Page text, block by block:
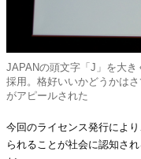
JAPANの頭文字「J」を大
採用。格好いいかどうかは
がアピールされた
今回のライセンス発行によ
られることが社会に認知さ